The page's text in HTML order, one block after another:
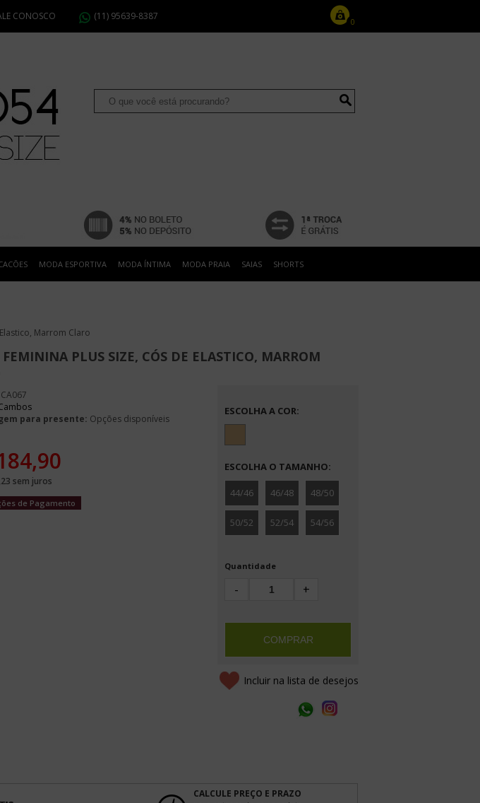
CONOSCO (11) 95639-8387 0
MODA ESPORTIVA MODA ÍNTIMA MODA PRAIA SAIAS SHORTS
Marrom Claro
FEMININA PLUS SIZE, CÓS DE ELASTICO, MARROM
CA067
para presente: Opções disponíveis
sem juros
de Pagamento
COR:
TAMANHO:
44/46 46/48 48/50
50/52 52/54 54/56
Quantidade
- +
COMPRAR
Incluir na lista de desejos
CALCULE PREÇO E PRAZO